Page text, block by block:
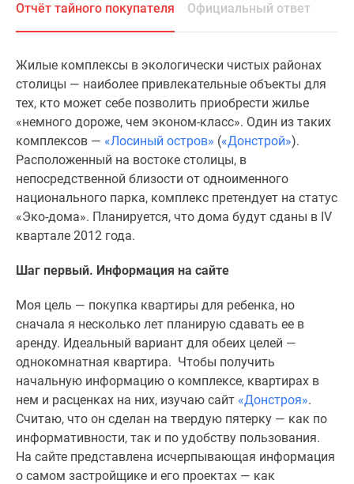
Специальные
предложения
помещения
Продавцы
застройщики
Панорамы
новостроек
Видеообзор
новостроек
Экспертиза
новостроек
Экология
Подмосковья
Студии
комнатные
комнатные
комнатные
Квартиры
Отчёт тайного покупателя Официальный ответ
Жилые комплексы в экологически чистых районах
столицы — наиболее привлекательные объекты для
тех, кто может себе позволить приобрести жилье
«немного дороже, чем эконом-класс». Один из таких
комплексов — «Лосиный остров» («Донстрой»).
Расположенный на востоке столицы, в
непосредственной близости от одноименного
национального парка, комплекс претендует на статус
«Эко-дома». Планируется, что дома будут сданы в IV
квартале 2012 года.
Шаг первый. Информация на сайте
Моя цель — покупка квартиры для ребенка, но
сначала я несколько лет планирую сдавать ее в
аренду. Идеальный вариант для обеих целей —
однокомнатная квартира. Чтобы получить
начальную информацию о комплексе, квартирах в
нем и расценках на них, изучаю сайт «Донстроя».
Считаю, что он сделан на твердую пятерку — как по
информативности, так и по удобству пользования.
На сайте представлена исчерпывающая информация
о самом застройщике и его проектах — как